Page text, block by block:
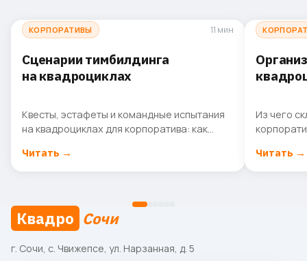
КОРПОРАТИВЫ 11 мин
Сценарии тимбилдинга
на квадроциклах
Квесты, эстафеты и командные испытания
на квадроциклах для корпоратива: как
мероприятия и состав команды.
Читать →
Из чего
Читать →
Квадро Сочи
г. Сочи, с. Чвижепсе, ул. Нарзанная, д. 5